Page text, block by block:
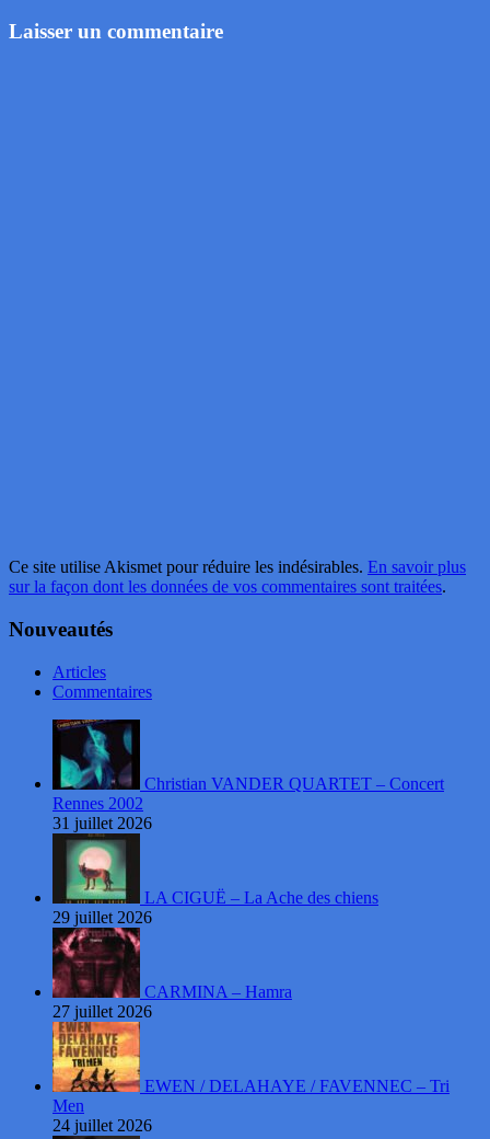
Laisser un commentaire
Ce site utilise Akismet pour réduire les indésirables. En savoir plus
sur la façon dont les données de vos commentaires sont traitées.
Nouveautés
Articles
Commentaires
Christian VANDER QUARTET – Concert
Rennes 2002
31 juillet 2026
LA CIGUË – La Ache des chiens
29 juillet 2026
CARMINA – Hamra
27 juillet 2026
EWEN / DELAHAYE / FAVENNEC – Tri
Men
24 juillet 2026